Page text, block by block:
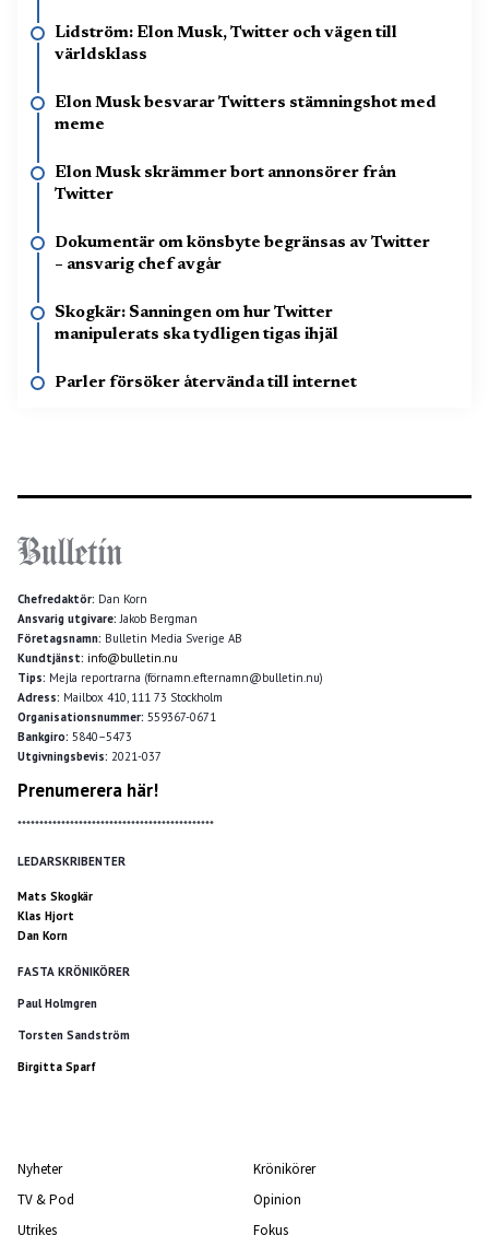
Lidström: Elon Musk, Twitter och vägen till
världsklass
Elon Musk besvarar Twitters stämningshot med
meme
Elon Musk skrämmer bort annonsörer från
Twitter
Dokumentär om könsbyte begränsas av Twitter
– ansvarig chef avgår
Skogkär: Sanningen om hur Twitter
manipulerats ska tydligen tigas ihjäl
Parler försöker återvända till internet
Chefredaktör: Dan Korn
Ansvarig utgivare: Jakob Bergman
Företagsnamn: Bulletin Media Sverige AB
Kundtjänst: info@bulletin.nu
Tips: Mejla reportrarna (förnamn.efternamn@bulletin.nu)
Adress: Mailbox 410, 111 73 Stockholm
Organisationsnummer: 559367-0671
Bankgiro: 5840–5473
Utgivningsbevis: 2021-037
Prenumerera här!
*********************************************
LEDARSKRIBENTER
Mats Skogkär
Klas Hjort
Dan Korn
FASTA KRÖNIKÖRER
Paul Holmgren
Torsten Sandström
Birgitta Sparf
Nyheter
TV & Pod
Utrikes
Krönikörer
Opinion
Fokus